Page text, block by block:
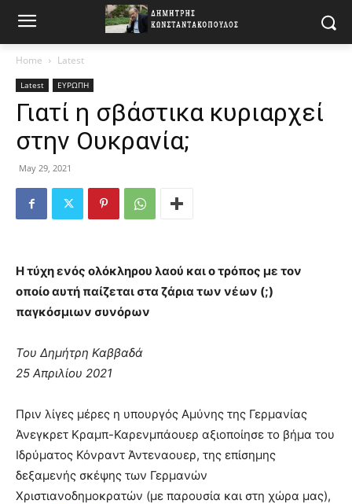
Home Latest
Latest ΕΥΡΩΠΗ
Γιατί η σβάστικα κυριαρχεί
στην Ουκρανία;
May 29, 2021
Η τύχη ενός ολόκληρου λαού και ο τρόπος με τον
οποίο αυτή παίζεται στα ζάρια των νέων (;)
παγκόσμιων συνόρων
Του Δημήτρη Καββαδά
25 Απριλίου 2021
Πριν λίγες μέρες η υπουργός Αμύνης της Γερμανίας
Άνεγκρετ Κραμπ-Καρενμπάουερ αξιοποίησε το βήμα του
Ιδρύματος Κόνραντ Άντεναουερ, της επίσημης
δεξαμενής σκέψης των Γερμανών
Χριστιανοδημοκρατών (με παρουσία και στη χώρα μας),